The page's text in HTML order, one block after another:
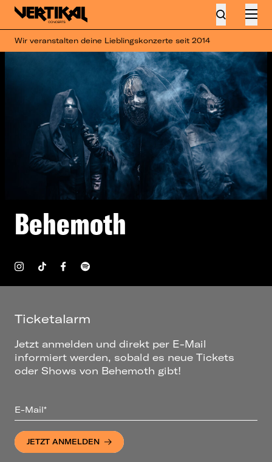
Wir veranstalten deine Lieblingskonzerte seit 2014
Behemoth
Ticketalarm
Jetzt anmelden und direkt per E-Mail
informiert werden, sobald es neue Tickets
oder Shows von Behemoth gibt!
E-Mail*
JETZT ANMELDEN